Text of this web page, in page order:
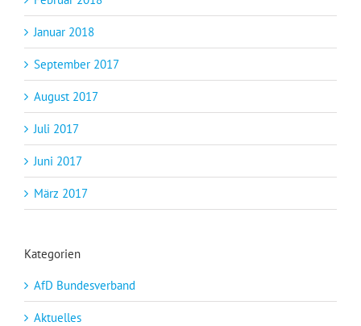
Januar 2018
September 2017
August 2017
Juli 2017
Juni 2017
März 2017
Kategorien
AfD Bundesverband
Aktuelles